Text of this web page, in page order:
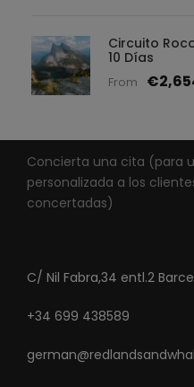
Circuito
10 Días
From
Concierta una cita (para
personalizada a los
concertadas)
C/ Nil Fabra,34 entl.2
+34 699 438589